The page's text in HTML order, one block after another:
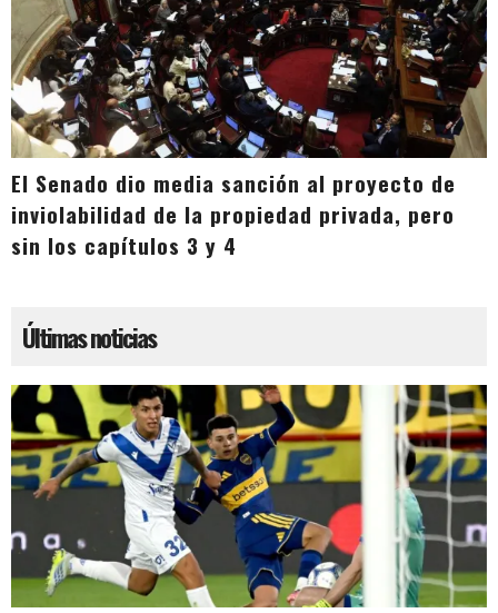
El Senado dio media sanción al proyecto de
inviolabilidad de la propiedad privada, pero
sin los capítulos 3 y 4
Últimas noticias